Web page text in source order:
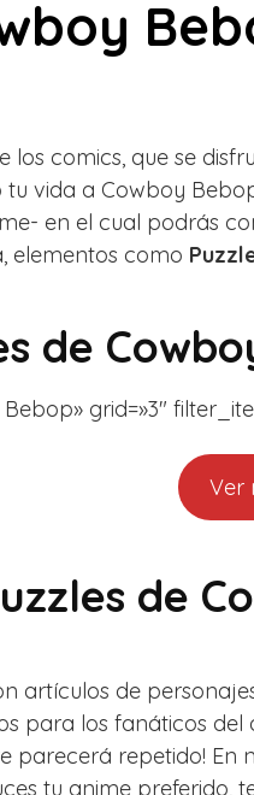
los comics, que se
vida a Cowboy
en el cual podrás
elementos como
de
grid=»3″
Ver
de
artículos de
para los fanáticos del
parecerá repetido!
tu anime preferido,